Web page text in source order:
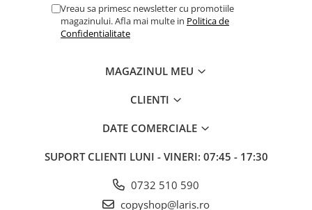
Hartie si carton pentru copiator
Hartie si cartoane colorate
Cuburi din hartie
Vreau sa primesc newsletter cu promotiile
magazinului. Afla mai multe in Politica de
Confidentialitate
MAGAZINUL MEU
CLIENTI
DATE COMERCIALE
SUPORT CLIENTI LUNI - VINERI: 07:45 - 17:30
0732 510 590
copyshop@laris.ro